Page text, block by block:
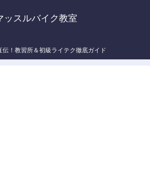
ッスルバイク教室
伝！教習所＆初級ライテク徹底ガイド